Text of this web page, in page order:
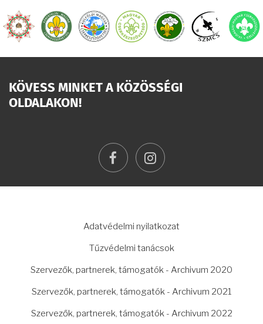
KÖVESS MINKET A KÖZÖSSÉGI
OLDALAKON!
facebookinstagram
Adatvédelmi nyilatkozat
Tűzvédelmi tanácsok
Szervezők, partnerek, támogatók - Archivum 2020
Szervezők, partnerek, támogatók - Archivum 2021
Szervezők, partnerek, támogatók - Archivum 2022